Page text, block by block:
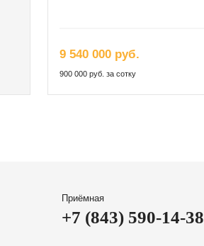
9 540 000 руб.
900 000 руб. за сотку
Приёмная
+7 (843) 590-14-38